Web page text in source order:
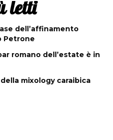
letti
dell’affinamento
Petrone
romano dell’estate è in
mixology caraibica